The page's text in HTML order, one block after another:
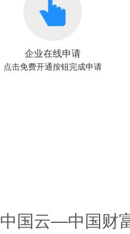
企业在线申请
点击免费开通按钮完成申请
中国云—中国财